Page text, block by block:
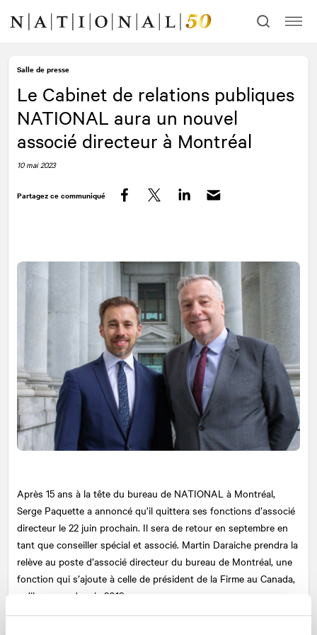
contenu
navigation
Salle de presse
Le Cabinet de relations publiques
NATIONAL aura un nouvel
associé directeur à Montréal
10 mai 2023
Partagez ce communiqué
Après 15 ans à la tête du bureau de NATIONAL à Montréal,
Serge Paquette a annoncé qu’il quittera ses fonctions d’associé
directeur le 22 juin prochain. Il sera de retour en septembre en
tant que conseiller spécial et associé. Martin Daraiche prendra la
relève au poste d’associé directeur du bureau de Montréal, une
fonction qui s’ajoute à celle de président de la Firme au Canada,
qu’il occupe depuis 2019.